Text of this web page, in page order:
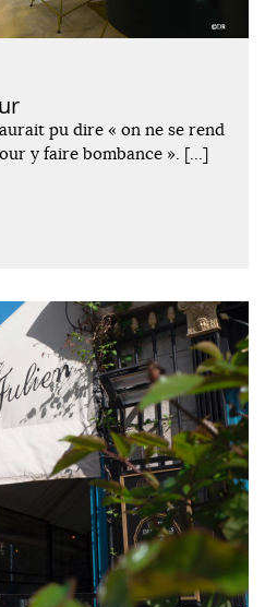
pu dire « on ne se rend
y faire bombance ». […]